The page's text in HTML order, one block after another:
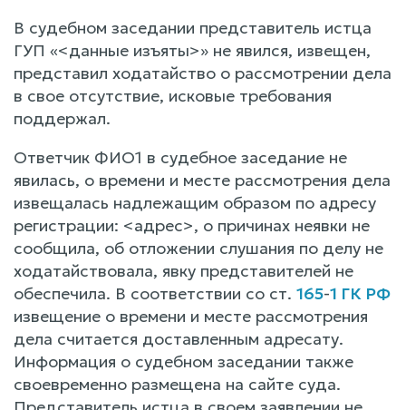
В судебном заседании представитель истца
ГУП «<данные изъяты>» не явился, извещен,
представил ходатайство о рассмотрении дела
в свое отсутствие, исковые требования
поддержал.
Ответчик ФИО1 в судебное заседание не
явилась, о времени и месте рассмотрения дела
извещалась надлежащим образом по адресу
регистрации: <адрес>, о причинах неявки не
сообщила, об отложении слушания по делу не
ходатайствовала, явку представителей не
обеспечила. В соответствии со ст. 165-1 ГК РФ
извещение о времени и месте рассмотрения
дела считается доставленным адресату.
Информация о судебном заседании также
своевременно размещена на сайте суда.